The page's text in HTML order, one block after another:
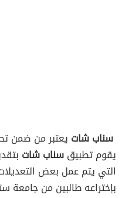
سناب شات يعتبرمن ضمن
يقوم تطبيقسناب شات
التي يتم عمل بعض
بإختراعه طالبين من جامعة